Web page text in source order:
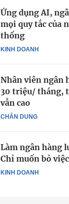
KINH DOANH
Ứng dụng AI,
mọi quy tắc của
thống
CHÂN DUNG
Nhân viên ngân
30 triệu/ tháng,
vẫn cao
KINH DOANH
Làm ngân hàng
Chỉ muốn bỏ việc